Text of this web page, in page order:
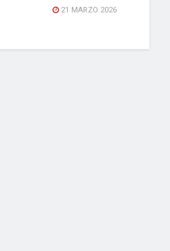
21 MARZO 2026